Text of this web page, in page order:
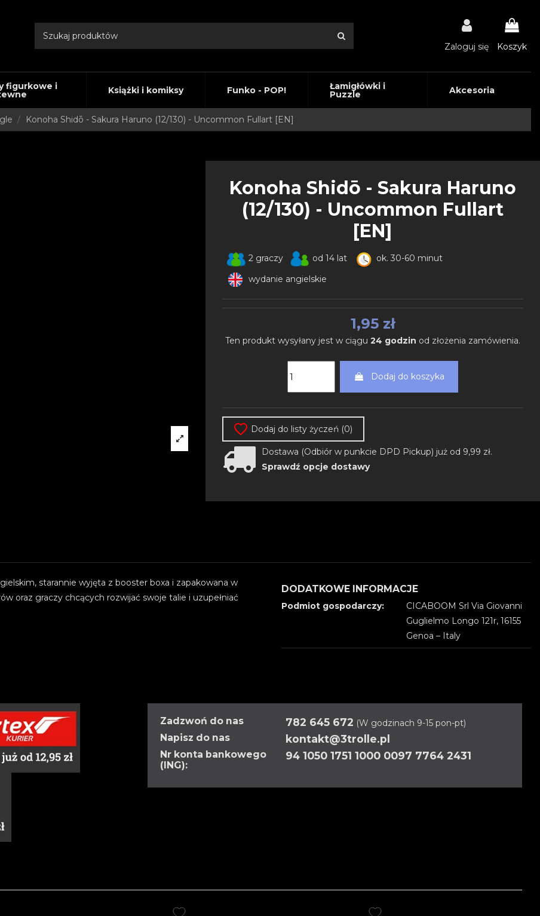
Zaloguj się Koszyk
figurkowe i Książki i komiksy Funko - POP! Łamigłówki i
Puzzle Akcesoria
Konoha Shidō - Sakura Haruno (12/130) - Uncommon Fullart [EN]
Konoha Shidō - Sakura Haruno
(12/130) - Uncommon Fullart
[EN]
2 graczy od 14 lat
ok. 30-60 minut
wydanie angielskie
1,95 zł
Ten produkt wysyłany jest w ciągu 24 godzin od złożenia zamówienia.
Dodaj do koszyka
Dodaj do listy życzeń (0)
Dostawa (Odbiór w punkcie DPD Pickup) już od 9,99 zł.
Sprawdź opcje dostawy
starannie wyjęta z booster boxa i zapakowana w
oraz graczy chcących rozwijać swoje talie i uzupełniać
DODATKOWE INFORMACJE
Podmiot gospodarczy:
CICABOOM Srl Via Giovanni
Guglielmo Longo 121r, 16155
Genoa – Italy
Zadzwoń do nas 782 645 672 (W godzinach 9-15 pon-pt)
Napisz do nas kontakt@3trolle.pl
Nr konta bankowego
(ING):
94 1050 1751 1000 0097 7764 2431